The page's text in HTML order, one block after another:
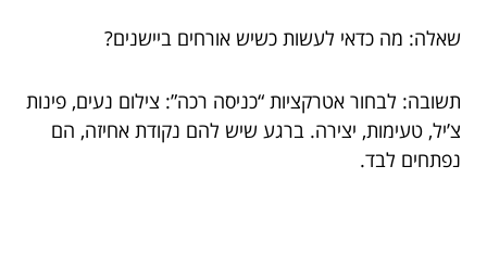
שאלה: מה כדאי לעשות כשיש אורחים ביישנים?
תשובה: לבחור אטרקציות “כניסה רכה”: צילום נעים, פינות
צ’יל, טעימות, יצירה. ברגע שיש להם נקודת אחיזה, הם
נפתחים לבד.